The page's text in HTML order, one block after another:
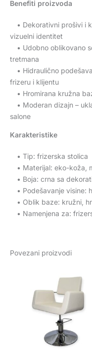
Benefiti proizvoda
• Dekorativni prošivi i
vizuelni identitet
• Udobno oblikovano
tretmana
• Hidraulično
frizeru i klijentu
• Hromirana kružna
• Moderan dizajn –
salone
Karakteristike
• Tip: frizerska stolica
• Materijal: eko-koža,
• Boja: crna sa
• Podešavanje visine:
• Oblik baze: kružni,
• Namenjena za:
Povezani proizvodi